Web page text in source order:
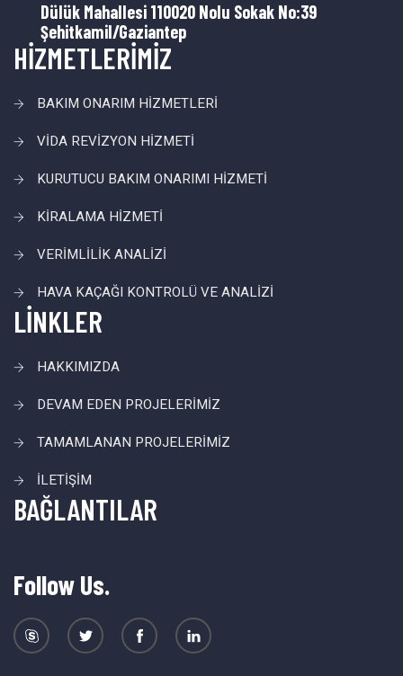
Dülük Mahallesi 110020 Nolu Sokak No:39
Şehitkamil/Gaziantep
HİZMETLERİMİZ
BAKIM ONARIM HİZMETLERİ
VİDA REVİZYON HİZMETİ
KURUTUCU BAKIM ONARIMI HİZMETİ
KİRALAMA HİZMETİ
VERİMLİLİK ANALİZİ
HAVA KAÇAĞI KONTROLÜ VE ANALİZİ
LİNKLER
HAKKIMIZDA
DEVAM EDEN PROJELERİMİZ
TAMAMLANAN PROJELERİMİZ
İLETİŞİM
BAĞLANTILAR
Follow Us.